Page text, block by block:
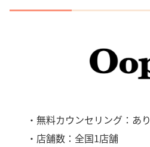
・無料カウンセリング：あり
・店舗数：全国1店舗